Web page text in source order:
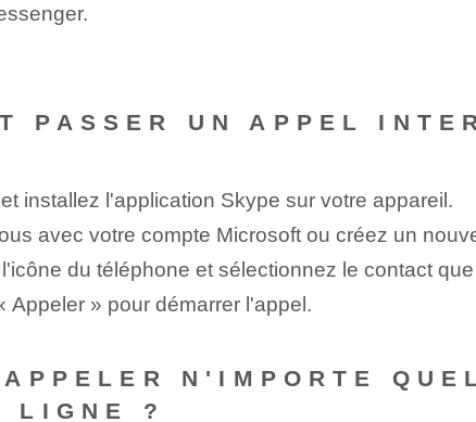
PASSER UN APPEL
installez l'application Skype sur votre appareil.
avec votre compte Microsoft ou créez un
du téléphone et sélectionnez le contact
Appeler » pour démarrer l'appel.
N'IMPORTE
LIGNE ?